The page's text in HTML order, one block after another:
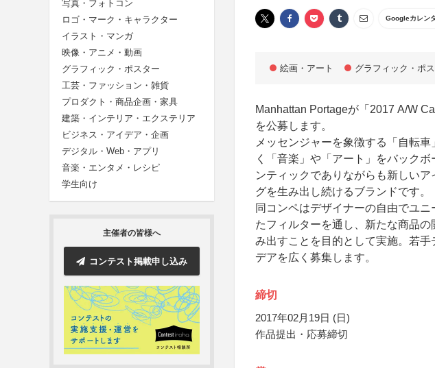
写真・フォトコン
ロゴ・マーク・キャラクター
イラスト・マンガ
映像・アニメ・動画
グラフィック・ポスター
工芸・ファッション・雑貨
プロダクト・商品企画・家具
建築・インテリア・エクステリア
ビジネス・アイデア・企画
デジタル・Web・アプリ
音楽・エンタメ・レシピ
学生向け
主催者の皆様へ
コンテスト掲載申し込み
Googleカレン
絵画・アート グラフィック・ポ
Manhattan Portageが「2017 A/W
を公募します。
メッセンジャーを象徴する「自転
く「音楽」や「アート」をバック
ンティックでありながらも新しい
グを生み出し続けるブランドです。
同コンペはデザイナーの自由でユ
たフィルターを通し、新たな商品
み出すことを目的として実施。若
デアを広く募集します。
締切
2017年02月19日 (日)
作品提出・応募締切